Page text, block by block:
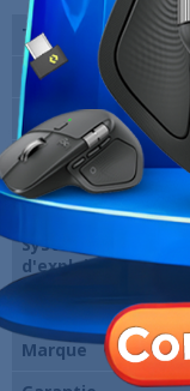
Type de Processeur
Capacité RAM
SSD
Ecran
Clavier
Système
d'exploitation
Carte Graphique
Marque